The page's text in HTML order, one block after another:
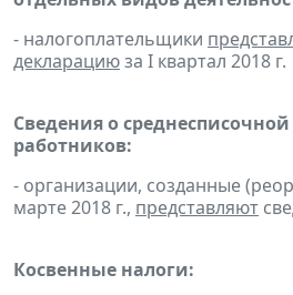
- налогоплательщики
декларациюза I квартал 2018 г.
Сведения о
работников:
- организации, созданные
марте 2018 г., представляют
Косвенные налоги: